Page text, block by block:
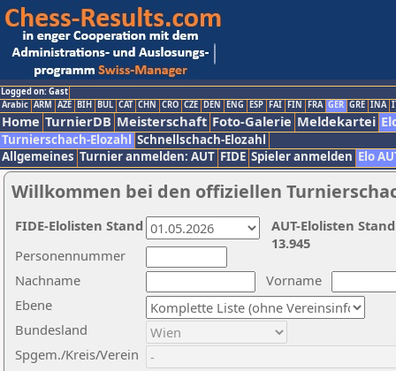
Logged on: Gast
Arabic ARM AZE BIH BUL CAT CHN CRO CZE DEN ENG ESP FAI FIN FRA GER GRE INA
Home TurnierDB Meisterschaft Foto-Galerie Meldekartei
Turnierschach-Elozahl Schnellschach-Elozahl
Allgemeines Turnier anmelden: AUT FIDE Spieler anmelden Elo
Willkommen bei den offiziellen
Nachname
Vorname
Ebene
Personennummer
Bundesland
Spgem./Kreis/Verein
AUT-Elolisten
13.945
FIDE-Elolisten Stand